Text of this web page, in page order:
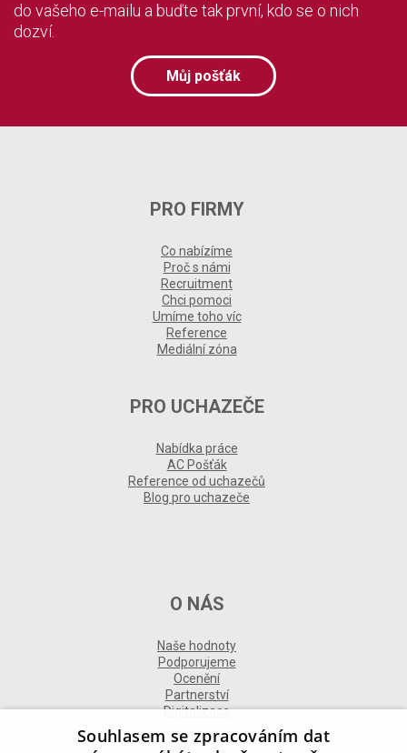
do vašeho e-mailu a buďte tak první, kdo se o nich
dozví.
Můj pošťák
PRO FIRMY
Co nabízíme
Proč s námi
Recruitment
Chci pomoci
Umíme toho víc
Reference
Mediální zóna
PRO UCHAZEČE
Nabídka práce
AC Pošťák
Reference od uchazečů
Blog pro uchazeče
O NÁS
Naše hodnoty
Podporujeme
Ocenění
Partnerství
Digitalizace
Souhlasem se zpracováním dat